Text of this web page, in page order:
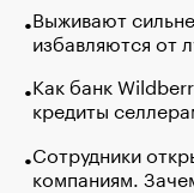
Выживают
избавляются от
Как банк
кредиты
Сотрудники
компаниям.